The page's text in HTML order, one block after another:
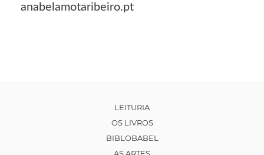
anabelamotaribeiro.pt
LEITURIA
OS LIVROS
BIBLOBABEL
AS ARTES